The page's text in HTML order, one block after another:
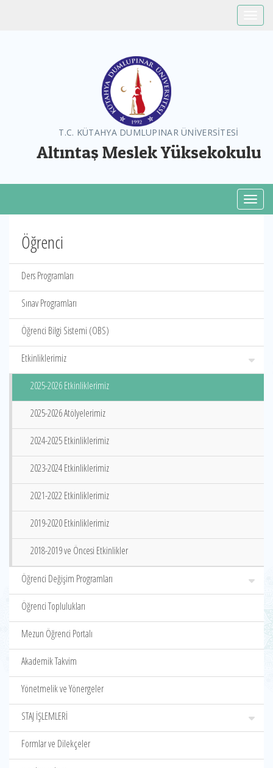
T.C. KÜTAHYA DUMLUPINAR ÜNİVERSİTESİ
Altıntaş Meslek Yüksekokulu
Öğrenci
Ders Programları
Sınav Programları
Öğrenci Bilgi Sistemi (OBS)
Etkinliklerimiz
2025-2026 Etkinliklerimiz
2025-2026 Atölyelerimiz
2024-2025 Etkinliklerimiz
2023-2024 Etkinliklerimiz
2021-2022 Etkinliklerimiz
2019-2020 Etkinliklerimiz
2018-2019 ve Öncesi Etkinlikler
Öğrenci Değişim Programları
Öğrenci Toplulukları
Mezun Öğrenci Portalı
Akademik Takvim
Yönetmelik ve Yönergeler
STAJ İŞLEMLERİ
Formlar ve Dilekçeler